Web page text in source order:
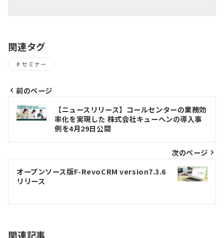
関連タグ
セミナー
投
稿
ゲ
ー
ン
前のページ
【ニュースリリース】コールセンターの業務効
率化を実現した 株式会社キューヘンの導入事
例を4月29日公開
次のページ
オープンソース版F-RevoCRM version7.3.6
リリース
関連記事